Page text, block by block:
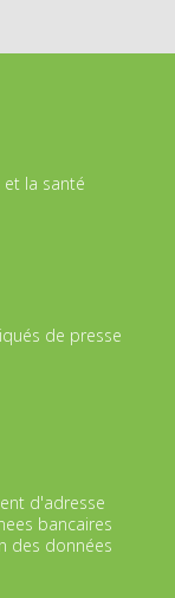
et la santé
de presse
d'adresse
bancaires
des données